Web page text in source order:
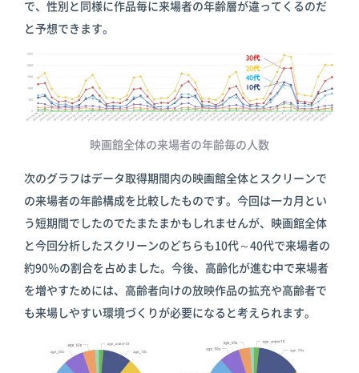
で、性別と同様に作品毎に来場者の年齢層が違ってくるのだ
と予想できます。
映画館全体の来場者の年齢毎の人数
次のグラフはデータ取得期間内の映画館全体とスクリーンで
の来場者の年齢構成を比較したものです。今回は一カ月とい
う短期間でしたのでたまたまかもしれませんが、映画館全体
と今回分析したスクリーンのどちらも10代～40代で来場者の
約90％の割合を占めました。今後、高齢化が進む中で来場者
を増やすためには、高齢者向けの放映作品の拡充や高齢者で
も来場しやすい環境づくりが必要になると考えられます。